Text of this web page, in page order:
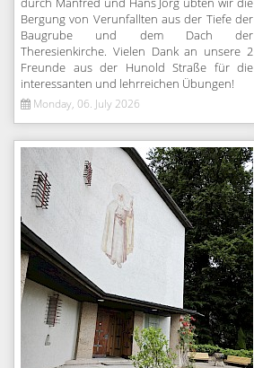
durch Manfred und Hans Jörg übten wir die
Bergung von Verunfallten aus der Tiefe der
Baugrube und dem Dach der
Theresienkirche. Vielen Dank an unsere 2
Freunde aus der Hunold Straße für die
interessanten und lehrreichen Übungen!
Monday, 06. July 2026